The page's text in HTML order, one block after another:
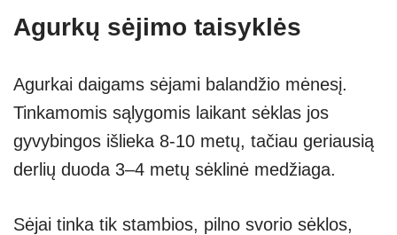
Agurkų sėjimo taisyklės
Agurkai daigams sėjami balandžio mėnesį.
Tinkamomis sąlygomis laikant sėklas jos
gyvybingos išlieka 8-10 metų, tačiau geriausią
derlių duoda 3–4 metų sėklinė medžiaga.
Sėjai tinka tik stambios, pilno svorio sėklos,